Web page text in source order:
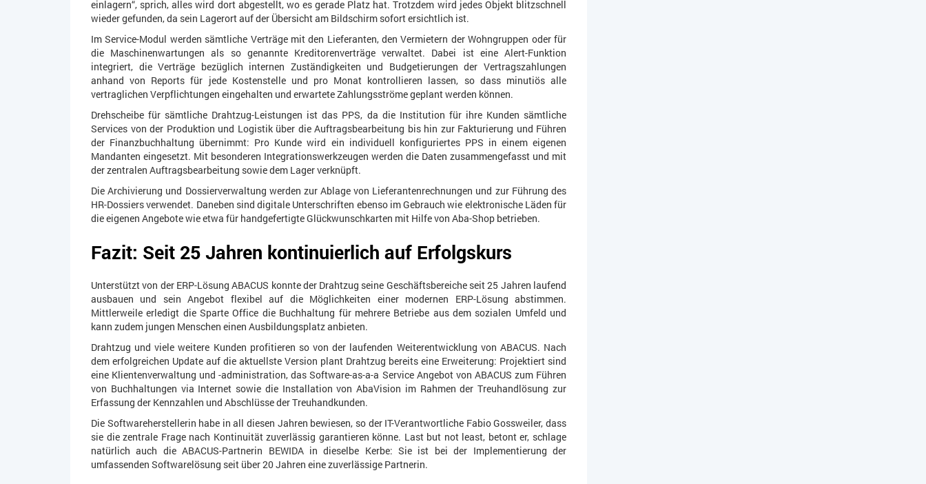
einlagern“, sprich, alles wird dort abgestellt, wo es gerade Platz hat. Trotzdem wird jedes Objekt blitzschnell
wieder gefunden, da sein Lagerort auf der Übersicht am Bildschirm sofort ersichtlich ist.
Im Service-Modul werden sämtliche Verträge mit den Lieferanten, den Vermietern der Wohngruppen oder für
die Maschinenwartungen als so genannte Kreditorenverträge verwaltet. Dabei ist eine Alert-Funktion
integriert, die Verträge bezüglich internen Zuständigkeiten und Budgetierungen der Vertragszahlungen
anhand von Reports für jede Kostenstelle und pro Monat kontrollieren lassen, so dass minutiös alle
vertraglichen Verpflichtungen eingehalten und erwartete Zahlungsströme geplant werden können.
Drehscheibe für sämtliche Drahtzug-Leistungen ist das PPS, da die Institution für ihre Kunden sämtliche
Services von der Produktion und Logistik über die Auftragsbearbeitung bis hin zur Fakturierung und Führen
der Finanzbuchhaltung übernimmt: Pro Kunde wird ein individuell konfiguriertes PPS in einem eigenen
Mandanten eingesetzt. Mit besonderen Integrationswerkzeugen werden die Daten zusammengefasst und mit
der zentralen Auftragsbearbeitung sowie dem Lager verknüpft.
Die Archivierung und Dossierverwaltung werden zur Ablage von Lieferantenrechnungen und zur Führung des
HR-Dossiers verwendet. Daneben sind digitale Unterschriften ebenso im Gebrauch wie elektronische Läden für
die eigenen Angebote wie etwa für handgefertigte Glückwunschkarten mit Hilfe von Aba-Shop betrieben.
Fazit: Seit 25 Jahren kontinuierlich auf Erfolgskurs
Unterstützt von der ERP-Lösung ABACUS konnte der Drahtzug seine Geschäftsbereiche seit 25 Jahren laufend
ausbauen und sein Angebot flexibel auf die Möglichkeiten einer modernen ERP-Lösung abstimmen.
Mittlerweile erledigt die Sparte Office die Buchhaltung für mehrere Betriebe aus dem sozialen Umfeld und
kann zudem jungen Menschen einen Ausbildungsplatz anbieten.
Drahtzug und viele weitere Kunden profitieren so von der laufenden Weiterentwicklung von ABACUS. Nach
dem erfolgreichen Update auf die aktuellste Version plant Drahtzug bereits eine Erweiterung: Projektiert sind
eine Klientenverwaltung und -administration, das Software-as-a-a Service Angebot von ABACUS zum Führen
von Buchhaltungen via Internet sowie die Installation von AbaVision im Rahmen der Treuhandlösung zur
Erfassung der Kennzahlen und Abschlüsse der Treuhandkunden.
Die Softwareherstellerin habe in all diesen Jahren bewiesen, so der IT-Verantwortliche Fabio Gossweiler, dass
sie die zentrale Frage nach Kontinuität zuverlässig garantieren könne. Last but not least, betont er, schlage
natürlich auch die ABACUS-Partnerin BEWIDA in dieselbe Kerbe: Sie ist bei der Implementierung der
umfassenden Softwarelösung seit über 20 Jahren eine zuverlässige Partnerin.